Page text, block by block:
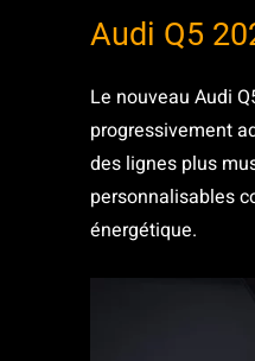
Audi Q5
Le nouveau Audi
progressivement
des lignes plus
personnalisables
énergétique.